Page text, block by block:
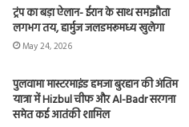
ट्रंप का बड़ा ऐलान- ईरान के साथ समझौता
लगभग तय, हार्मुज जलडमरूमध्य खुलेगा
May 24, 2026
पुलवामा मास्टरमाइंड हमजा बुरहान की अंतिम
यात्रा में Hizbul चीफ और Al-Badr सरगना
समेत कई आतंकी शामिल